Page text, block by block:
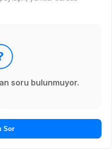
soru bulunmuyor.
Sor